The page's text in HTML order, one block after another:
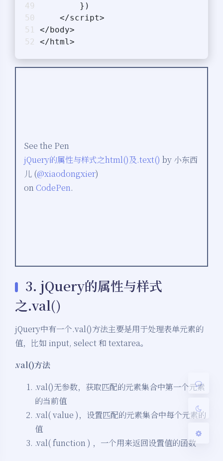
夜间模式
Sans Serif
关闭 日落 暗化 灰度
        })
    </script>
</body>
</html>
See the Pen
jQuery的属性与样式之html()及.text() by 小东西
儿 (@xiaodongxier)
onCodePen.
3. jQuery的属性与样式
之.val()
jQuery中有一个.val()方法主要是用于处理表单元素的
值，比如 input, select 和 textarea。
.val()方法
.val()无参数，获取匹配的元素集合中第一个元素
的当前值
.val( value )，设置匹配的元素集合中每个元素的
值
.val( function ) ，一个用来返回设置值的函数